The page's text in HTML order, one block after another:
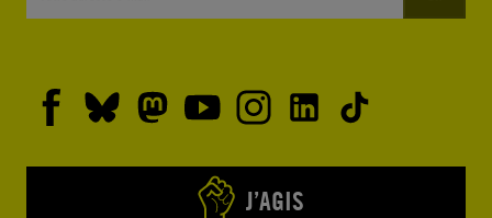
J’AGIS